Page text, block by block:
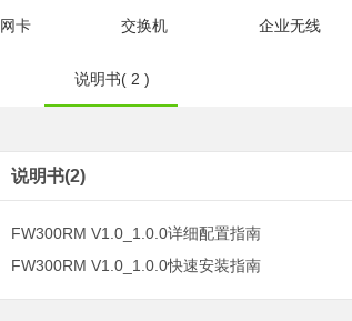
网卡 交换机 企业无线
说明书( 2 )
说明书(2)
FW300RM V1.0_1.0.0详细配置指南
FW300RM V1.0_1.0.0快速安装指南